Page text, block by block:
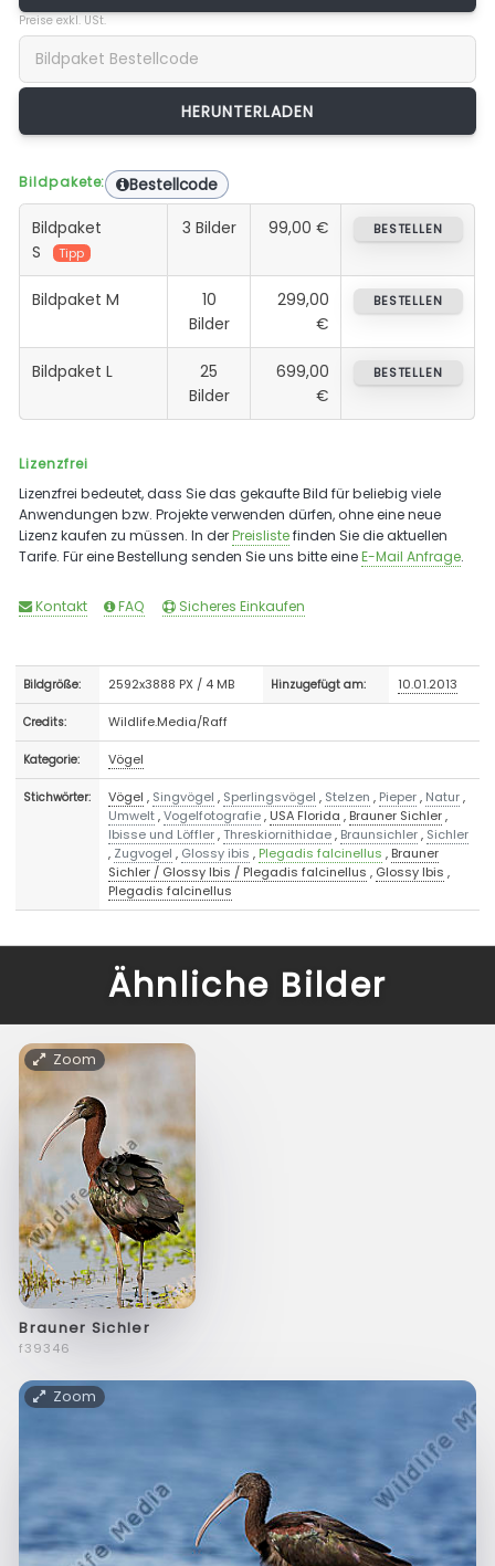
Preise exkl. USt.
Bildpakete: Bestellcode
Bildpaket
S
Tipp
3 Bilder 99,00 € BESTELLEN
Bildpaket M
10
Bilder
299,00
€
BESTELLEN
Bildpaket L
25
Bilder
699,00
€
BESTELLEN
Lizenzfrei
Lizenzfrei bedeutet, dass Sie das gekaufte Bild für beliebig viele
Anwendungen bzw. Projekte verwenden dürfen, ohne eine neue
Lizenz kaufen zu müssen. In derPreislistefinden Sie die aktuellen
Tarife. Für eine Bestellung senden Sie uns bitte eineE-Mail Anfrage.
Kontakt FAQ Sicheres Einkaufen
Bildgröße: 2592x3888 PX / 4 MB Hinzugefügt am: 10.01.2013
Credits: Wildlife.Media/Raff
Kategorie: Vögel
Stichwörter: Vögel , Singvögel , Sperlingsvögel , Stelzen , Pieper, Natur,
Umwelt,Vogelfotografie, USA Florida , Brauner Sichler,
Ibisse und Löffler,Threskiornithidae, Braunsichler, Sichler
, Zugvogel , Glossy ibis , Plegadis falcinellus , Brauner
Sichler / Glossy Ibis / Plegadis falcinellus , Glossy Ibis ,
Plegadis falcinellus
Ähnliche Bilder
Zoom
Brauner Sichler
f39346
Zoom